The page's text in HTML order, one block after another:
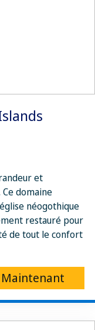
et
domaine
néogothique
restauré pour
de tout le confort
Maintenant